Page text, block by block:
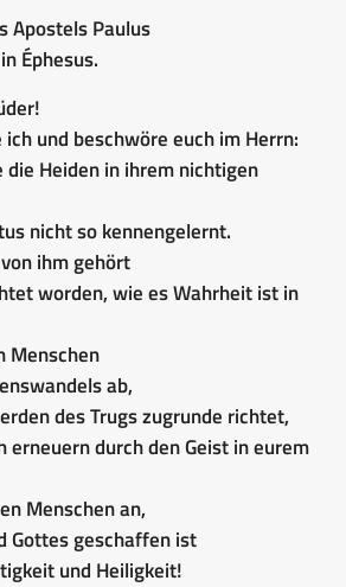
Apostels Paulus
Éphesus.
ich und beschwöre euch im Herrn:
Heiden in ihrem nichtigen
nicht so kennengelernt.
ihm gehört
worden, wie es Wahrheit ist in
Menschen
ab,
des Trugs zugrunde richtet,
erneuern durch den Geist in eurem
Menschen an,
Gottes geschaffen ist
und Heiligkeit!